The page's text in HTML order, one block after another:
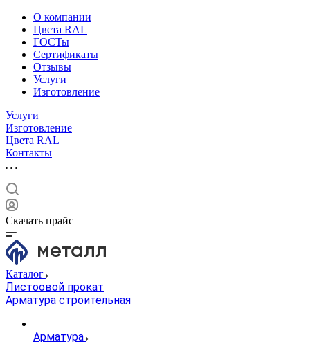
О компании
Цвета RAL
ГОСТы
Сертификаты
Отзывы
Услуги
Изготовление
Услуги
Изготовление
Цвета RAL
Контакты
Скачать прайс
Каталог
Листоовой прокат
Арматура строительная
Арматура